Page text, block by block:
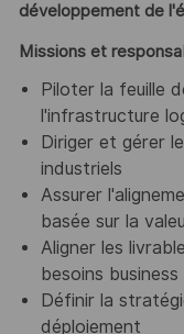
développement de
Missions et
Piloter la feuille
l'infrastructure
Diriger et gérer
industriels
Assurer
basée sur la
Aligner les
besoins business
Définir la
déploiement